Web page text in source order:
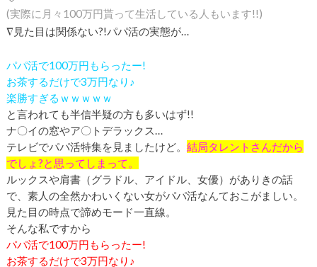
(実際に月々 100万円貰って生活している人もいます!!)
∇見た目は関係ない?!パパ活の実態が…
パパ活で100万円もらったー!
お茶するだけで3万円なり♪
楽勝すぎるｗｗｗｗｗ
と言われても半信半疑の方も多いはず!!
ナ〇イの窓やア〇トデラックス…
テレビでパパ活特集を見ましたけど。 結局タレントさんだから
でしょ?と思ってしまって。
ルックスや肩書（グラドル、アイドル、女優）がありきの話
で、素人の全然かわいくない女がパパ活なんておこがましい。
見た目の時点で諦めモード一直線。
そんな私ですから
パパ活で100万円もらったー!
お茶するだけで3万円なり♪